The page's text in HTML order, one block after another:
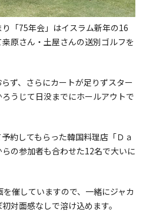
「75年会」はイスラム新年の16
原さん・土屋さんの送別ゴルフを
ず、さらにカートが足りずスター
うじて日没までにホールアウトで
約してもらった韓国料理店「Ｄａ
の参加者も合わせた12名で大いに
催していますので、一緒にジャカ
対面感なしで溶け込めます。